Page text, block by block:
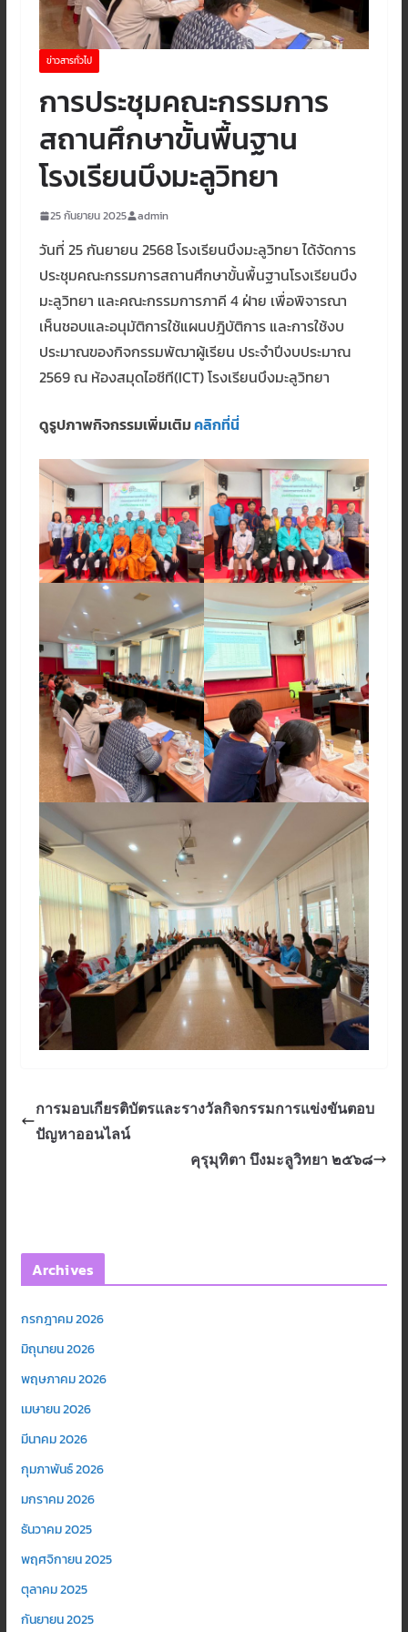
ข่าวสารทั่วไป
การประชุมคณะกรรมการ
สถานศึกษาขั้นพื้นฐาน
โรงเรียนบึงมะลูวิทยา
25 กันยายน 2025 admin
วันที่ 25 กันยายน 2568 โรงเรียนบึงมะลูวิทยา ได้จัดการ
ประชุมคณะกรรมการสถานศึกษาขั้นพื้นฐานโรงเรียนบึง
มะลูวิทยา และคณะกรรมการภาคี 4 ฝ่าย เพื่อพิจารณา
เห็นชอบและอนุมัติการใช้แผนปฎิบัติการ และการใช้งบ
ประมาณของกิจกรรมพัฒาผู้เรียน ประจำปีงบประมาณ
2569 ณ ห้องสมุดไอซีที(ICT) โรงเรียนบึงมะลูวิทยา
ดูรูปภาพกิจกรรมเพิ่มเติมคลิกที่นี่
การมอบเกียรติบัตรและรางวัลกิจกรรมการแข่งขันตอบ
ปัญหาออนไลน์
คุรุมุทิตา บึงมะลูวิทยา ๒๕๖๘
Archives
กรกฎาคม 2026
มิถุนายน 2026
พฤษภาคม 2026
เมษายน 2026
มีนาคม 2026
กุมภาพันธ์ 2026
มกราคม 2026
ธันวาคม 2025
พฤศจิกายน 2025
ตุลาคม 2025
กันยายน 2025